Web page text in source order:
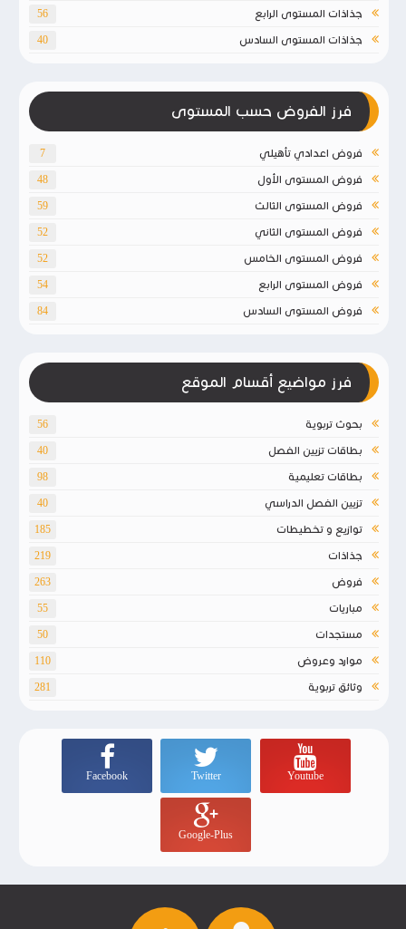
جذاذات المستوى الرابع 56
جذاذات المستوى السادس 40
فرز الفروض حسب المستوى
فروض اعدادي تأهيلي 7
فروض المستوى الأول 48
فروض المستوى الثالث 59
فروض المستوى الثاني 52
فروض المستوى الخامس 52
فروض المستوى الرابع 54
فروض المستوى السادس 84
فرز مواضيع أقسام الموقع
بحوث تربوية 56
بطاقات تزيين الفصل 40
بطاقات تعليمية 98
تزيين الفصل الدراسي 40
توازيع و تخطيطات 185
جذاذات 219
فروض 263
مباريات 55
مستجدات 50
موارد وعروض 110
وثائق تربوية 281
Youtube
Twitter
Facebook
Google-Plus